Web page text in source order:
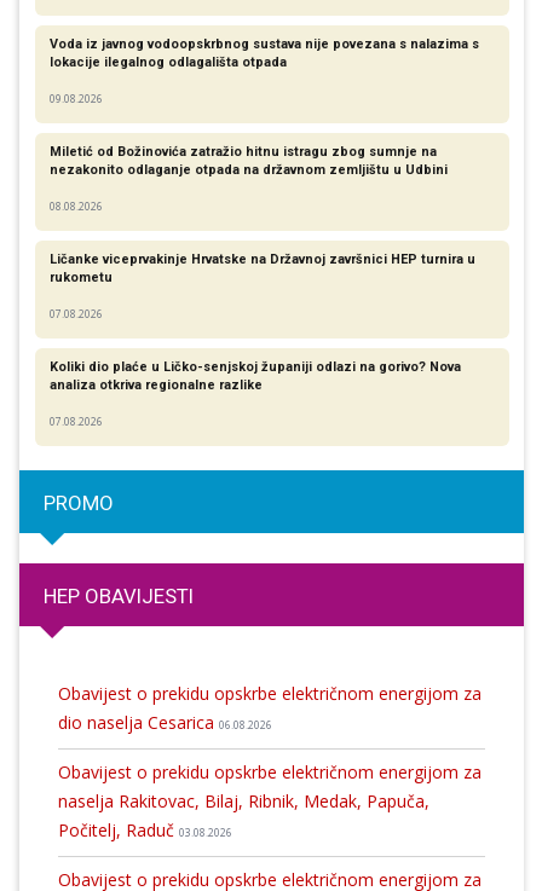
Voda iz javnog vodoopskrbnog sustava nije povezana s nalazima s
lokacije ilegalnog odlagališta otpada
09.08.2026
Miletić od Božinovića zatražio hitnu istragu zbog sumnje na
nezakonito odlaganje otpada na državnom zemljištu u Udbini
08.08.2026
Ličanke viceprvakinje Hrvatske na Državnoj završnici HEP turnira u
rukometu
07.08.2026
Koliki dio plaće u Ličko-senjskoj županiji odlazi na gorivo? Nova
analiza otkriva regionalne razlike​
07.08.2026
PROMO
HEP OBAVIJESTI
Obavijest o prekidu opskrbe električnom energijom za
dio naselja Cesarica 06.08.2026
Obavijest o prekidu opskrbe električnom energijom za
naselja Rakitovac, Bilaj, Ribnik, Medak, Papuča,
Počitelj, Raduč 03.08.2026
Obavijest o prekidu opskrbe električnom energijom za